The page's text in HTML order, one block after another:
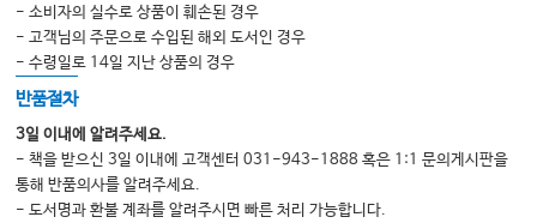
- 소비자의 실수로 상품이 훼손된 경우
- 고객님의 주문으로 수입된 해외 도서인 경우
- 수령일로 14일 지난 상품의 경우
반품절차
3일 이내에 알려주세요.
- 책을 받으신 3일 이내에 고객센터 031-943-1888 혹은 1:1 문의게시판을
통해 반품의사를 알려주세요.
- 도서명과 환불 계좌를 알려주시면 빠른 처리 가능합니다.